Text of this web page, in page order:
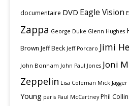
documentaire DVD Eagle Vision
Zappa George Duke Glenn Hughes
Brown Jeff Beck Jeff Porcaro Jimi
John Bonham John Paul Jones Joni
Zeppelin Lisa Coleman Mick Jagger
Young paris Paul McCartney Phil